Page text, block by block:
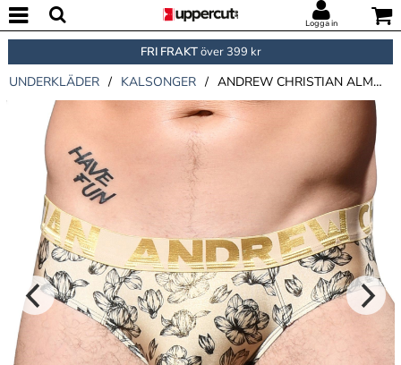
Logga in
FRI FRAKTöver 399 kr
UNDERKLÄDER / KALSONGER / ANDREW CHRISTIAN ALMOST NAKED FLORAL SHIMMER BRIEF